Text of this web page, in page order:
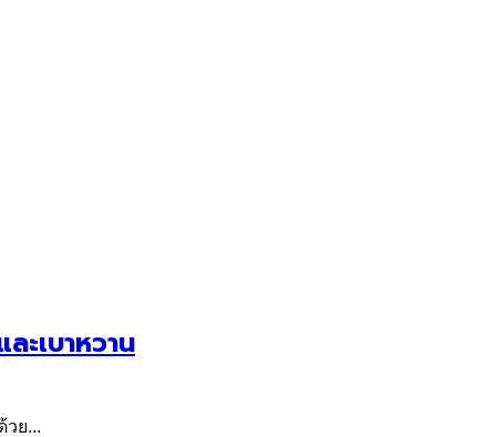
เบาหวาน
ย...